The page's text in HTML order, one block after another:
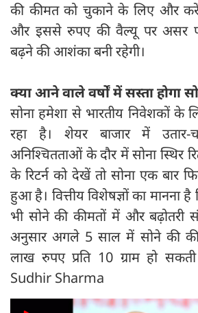
की कीमत को चुकाने के लिए और
और इससे रुपए की वैल्यू पर असर
बढ़ने की आशंका बनी रहेगी।
क्या आने वाले वर्षों में सस्ता होगा
सोना हमेशा से भारतीय निवेशकों के
रहा है। शेयर बाजार में
अनिश्चितताओं के दौर में सोना स्थिर
के रिटर्न को देखें तो सोना एक बार
हुआ है। वित्तीय विशेषज्ञों का मानना
भी सोने की कीमतों में और बढ़ोतरी
अनुसार अगले 5 साल में सोने की
लाख रुपए प्रति 10 ग्राम हो
Sudhir Sharma